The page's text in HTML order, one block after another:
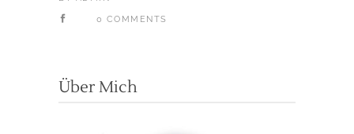
0 COMMENTS
Über Mich